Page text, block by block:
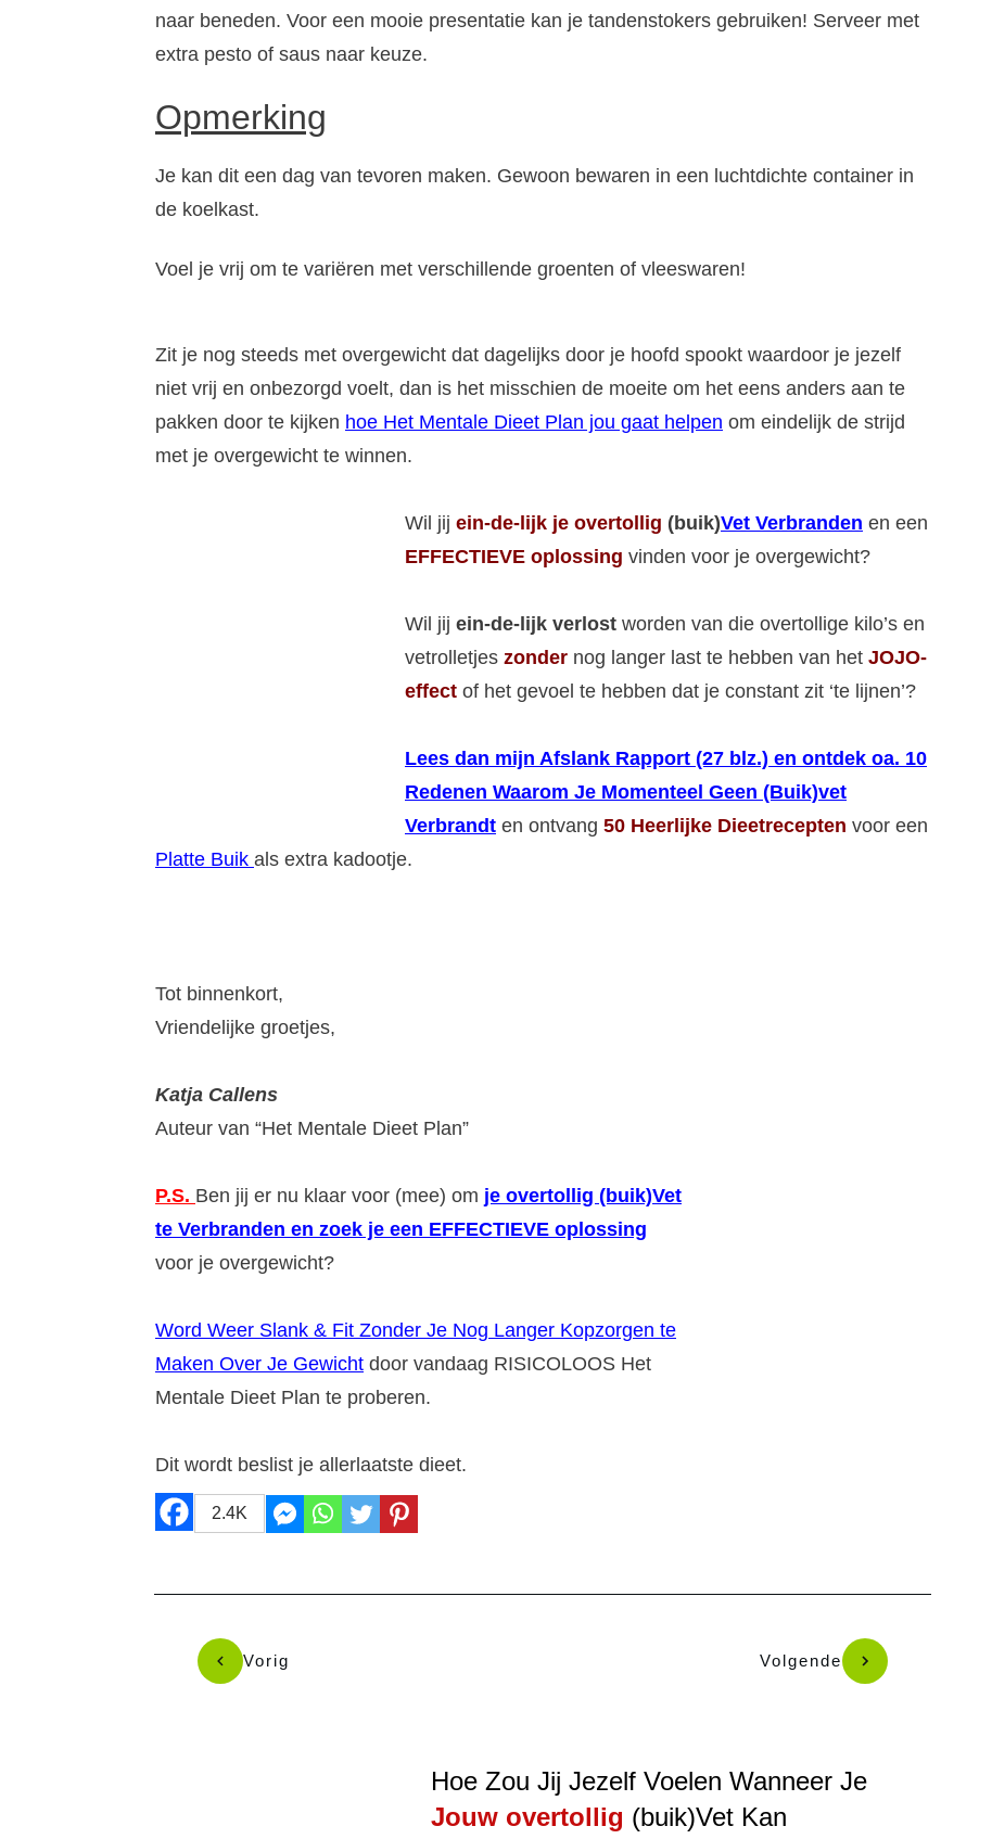
naar beneden. Voor een mooie presentatie kan je tandenstokers gebruiken! Serveer met
extra pesto of saus naar keuze.
Opmerking
Je kan dit een dag van tevoren maken. Gewoon bewaren in een luchtdichte container in
de koelkast.
Voel je vrij om te variëren met verschillende groenten of vleeswaren!
Zit je nog steeds met overgewicht dat dagelijks door je hoofd spookt waardoor je jezelf
niet vrij en onbezorgd voelt, dan is het misschien de moeite om het eens anders aan te
pakken door te kijken hoe Het Mentale Dieet Plan jou gaat helpen om eindelijk de strijd
met je overgewicht te winnen.
Wil jij ein-de-lijk je overtollig (buik)Vet Verbranden en een
EFFECTIEVE oplossing vinden voor je overgewicht?
Wil jij ein-de-lijk verlost worden van die overtollige kilo’s en
vetrolletjes zonder nog langer last te hebben van het JOJO-
effect of het gevoel te hebben dat je constant zit ‘te lijnen’?
Lees dan mijn Afslank Rapport (27 blz.) en ontdek oa. 10
Redenen Waarom Je Momenteel Geen (Buik)vet
Verbrandt en ontvang 50 Heerlijke Dieetrecepten voor een
Platte Buik als extra kadootje.
Tot binnenkort,
Vriendelijke groetjes,
Katja Callens
Auteur van “Het Mentale Dieet Plan”
P.S. Ben jij er nu klaar voor (mee) om je overtollig (buik)Vet
te Verbranden en zoek je een EFFECTIEVE oplossing
voor je overgewicht?
Word Weer Slank & Fit Zonder Je Nog Langer Kopzorgen te
Maken Over Je Gewicht door vandaag RISICOLOOS Het
Mentale Dieet Plan te proberen.
Dit wordt beslist je allerlaatste dieet.
2.4K
Vorig Volgende
Hoe Zou Jij Jezelf Voelen Wanneer Je
Jouw overtollig (buik)Vet Kan